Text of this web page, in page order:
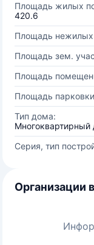
Площадь жилых
420.6
Площадь
Площадь зем.
Площадь
Площадь
Тип дома:
Многоквартирный
Серия, тип
Организации